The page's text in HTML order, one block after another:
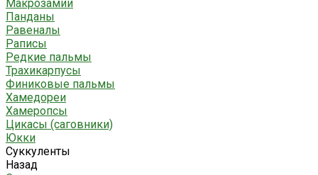
Макрозамии
Панданы
Равеналы
Раписы
Редкие пальмы
Трахикарпусы
Финиковые пальмы
Хамедореи
Хамеропсы
Цикасы (саговники)
Юкки
Суккуленты
Назад